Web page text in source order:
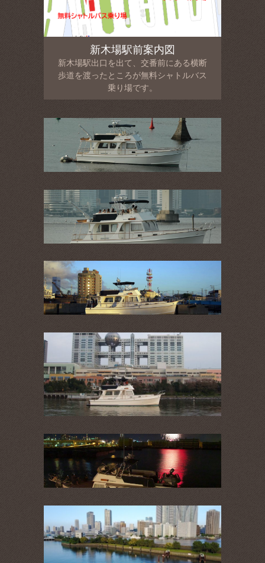
新木場駅前案内図
新木場駅出口を出て、交番前にある横断
歩道を渡ったところが無料シャトルバス
乗り場です。